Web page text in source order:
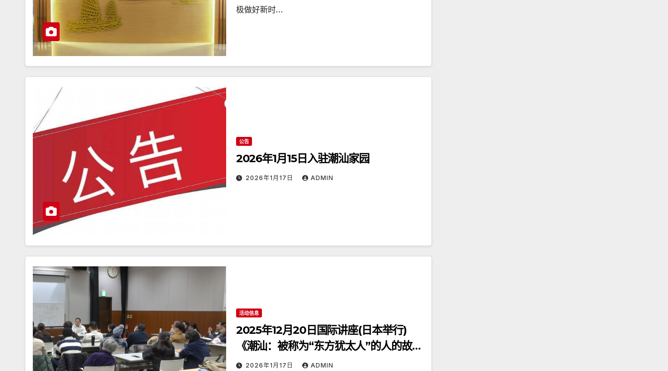
极做好新时…
公告
2026年1月15日入驻潮汕家园
2026年1月17日 ADMIN
活动信息
2025年12月20日国际讲座(日本举行)
《潮汕：被称为“东方犹太人”的人的故
乡》2026年1月17日 ADMIN